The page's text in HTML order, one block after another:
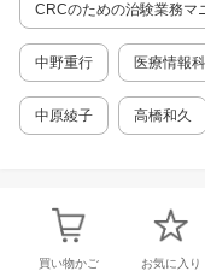
CRCのための治験業務マ
中野重行 医療情報
中原綾子 高橋和久
買い物かご お気に入り